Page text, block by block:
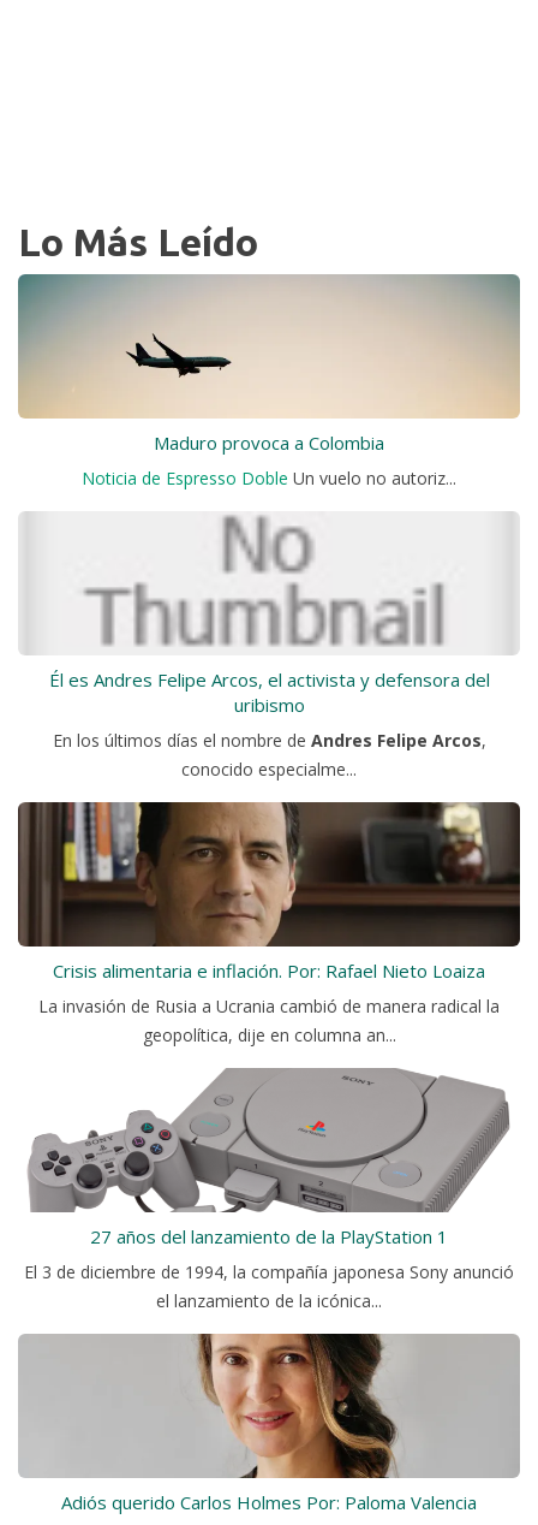
Lo Más Leído
Maduro provoca a Colombia
Noticia de Espresso Doble Un vuelo no autoriz...
Él es Andres Felipe Arcos, el activista y defensora del
uribismo
En los últimos días el nombre de Andres Felipe Arcos,
conocido especialme...
Crisis alimentaria e inflación. Por: Rafael Nieto Loaiza
La invasión de Rusia a Ucrania cambió de manera radical la
geopolítica, dije en columna an...
27 años del lanzamiento de la PlayStation 1
El 3 de diciembre de 1994, la compañía japonesa Sony anunció
el lanzamiento de la icónica...
Adiós querido Carlos Holmes Por: Paloma Valencia